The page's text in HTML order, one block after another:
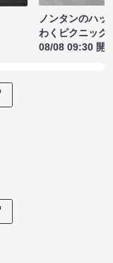
ノンタンのハッ
わくピクニック
08/08 09:30 開